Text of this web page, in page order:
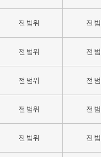
전 범위 전
전 범위 전
전 범위 전
전 범위 전
전 범위 전